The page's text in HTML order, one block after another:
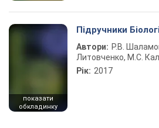
показати
обкладинку
Підручники
Автори: Р.В.
Литовченко, М.С.
Рік: 2017